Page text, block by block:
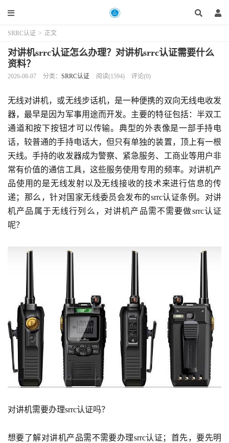
SRRC认证 > 正文
对讲机srrc认证怎么办理？对讲机srrc认证需要什么
资料？
2026-08-07 分类： SRRC认证 阅读(1594) 评论(0)
无线对讲机，或无线步话机，是一种便携的双向无线电收发
器，最早是因为军事用途而开发。主要的特征包括：半双工
通道和按下按钮才可以传输。典型的外表像是一部手持电
话，较普通的手持电话大，但只有单独的装置，顶上有一根
天线。手持的收发器成为警察、紧急服务、工商业等用户非
常有价值的通信工具，这些服务使用专用的频率。对讲机产
品使用的是无线发射以及无线接收的技术来进行信息的传
递；那么，针对国家无线委员会发布的srrc认证条例。对讲
机产品属于无线行列么，对讲机产品需不需要做srrc认证
呢？
对讲机需要办理srrc认证吗？
想要了解对讲机产品需不需要办理srrc认证；首先，要先明